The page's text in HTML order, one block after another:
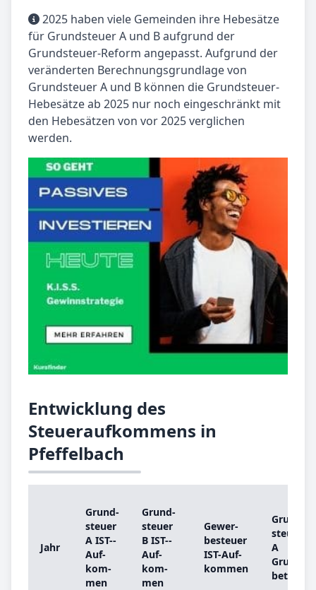
2025 haben viele Gemeinden ihre Hebesätze
für Grundsteuer A und B aufgrund der
Grundsteuer-Reform angepasst. Aufgrund der
veränderten Berechnungsgrundlage von
Grundsteuer A und B können die Grundsteuer-
Hebesätze ab 2025 nur noch eingeschränkt mit
den Hebesätzen von vor 2025 verglichen
werden.
Entwicklung des
Steueraufkommens in
Pfeffelbach
Jahr
Grund­
steu­er
A IST-­
Auf­
kom­
men
Grund­
steu­er
B IST-­
Auf­
kom­
men
Ge­wer­
be­steu­er
IST-­Auf­
kom­men
Grund­
steu­er
A
Grund­
be­trag